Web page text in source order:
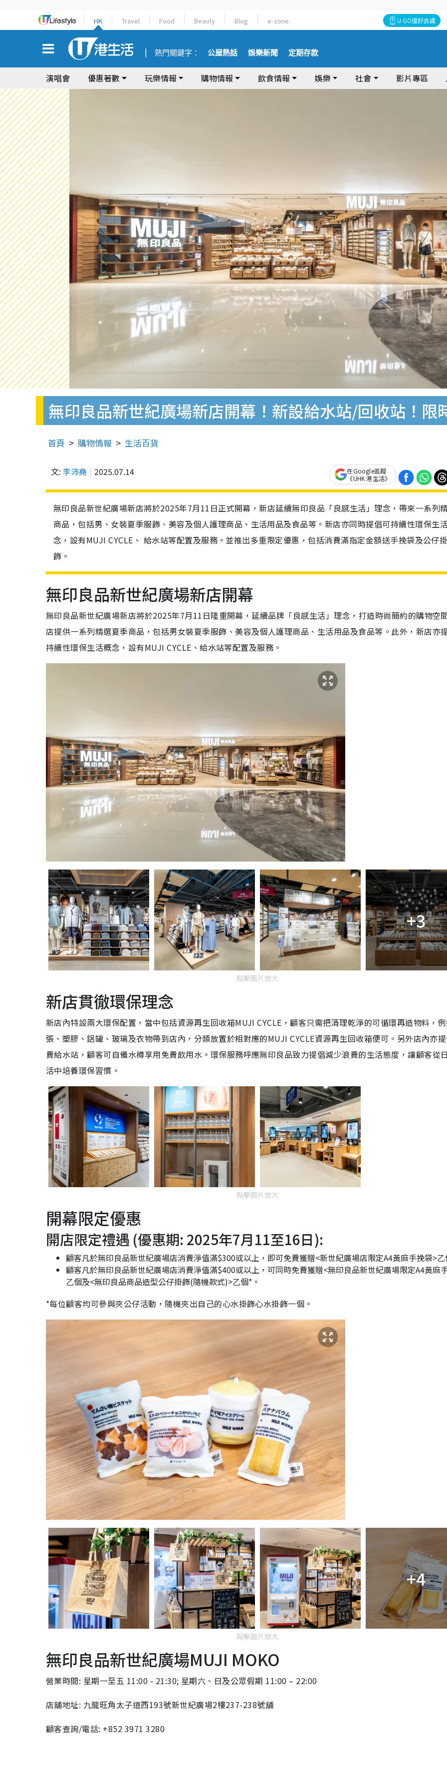
HK Travel Food Beauty Blog e-zone U GO搵好去處
熱門關鍵字： 公屋熱話 娛樂新聞 定期存款
演唱會 優惠著數 玩樂情報 購物情報 飲食情報 娛樂 社會 影片專區
無印良品新世紀廣場新店開幕！新設給水站/回收站！限
首頁 購物情報 生活百貨
文: 李沛堯 2025.07.14
在Google追蹤
《UHK 港生活》
無印良品新世紀廣場新店將於2025年7月11日正式開幕，新店延續無印良品「良感生活」理念，帶來一系列
商品，包括男、女裝夏季服飾、美容及個人護理商品、生活用品及食品等。新店亦同時提倡可持續性環保生
念，設有MUJI CYCLE、 給水站等配置及服務。並推出多重限定優惠，包括消費滿指定金額送手挽袋及公仔掛
飾。
無印良品新世紀廣場新店開幕
無印良品新世紀廣場新店將於2025年7月11日隆重開幕，延續品牌「良感生活」理念，打造時尚簡約的購物空
店提供一系列精選夏季商品，包括男女裝夏季服飾、美容及個人護理商品、生活用品及食品等。此外，新店亦
持續性環保生活概念，設有MUJI CYCLE、給水站等配置及服務。
+3
點擊圖片放大
新店貫徹環保理念
新店內特設兩大環保配置，當中包括資源再生回收箱MUJI CYCLE，顧客只需把清理乾淨的可循環再造物料，
張、塑膠、鋁罐、玻璃及衣物帶到店內，分類放置於相對應的MUJI CYCLE資源再生回收箱便可。另外店內亦
費給水站，顧客可自備水樽享用免費飲用水。環保服務呼應無印良品致力提倡減少浪費的生活態度，讓顧客從
活中培養環保習慣。
點擊圖片放大
開幕限定優惠
開店限定禮遇 (優惠期: 2025年7月11至16日):
顧客凡於無印良品新世紀廣場店消費淨值滿$300或以上，即可免費獲贈<新世紀廣場店限定A4黃麻手挽袋>乙
顧客凡於無印良品新世紀廣場店消費淨值滿$400或以上，可同時免費獲贈<無印良品新世紀廣場限定A4黃麻
乙個及<無印良品商品造型公仔掛飾(隨機款式)>乙個*。
*每位顧客均可參與夾公仔活動，隨機夾出自己的心水掛飾心水掛飾一個。
+4
點擊圖片放大
無印良品新世紀廣場MUJI MOKO
營業時間: 星期一至五 11:00 - 21:30; 星期六、日及公眾假期 11:00 – 22:00
店舖地址: 九龍旺角太子道西193號新世紀廣場2樓237-238號舖
顧客查詢/電話: +852 3971 3280